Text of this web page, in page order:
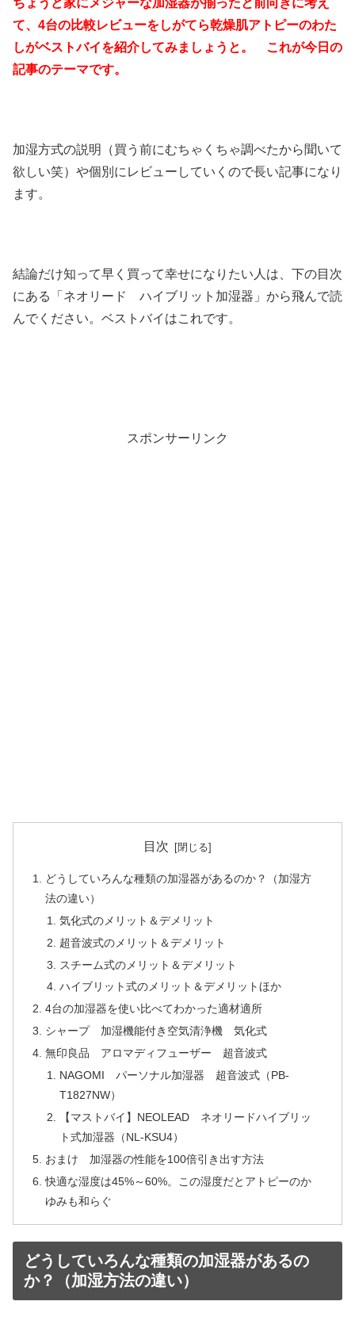
ちょうど家にメジャーな加湿器が揃ったと前向きに考え
て、4台の比較レビューをしがてら乾燥肌アトピーのわた
しがベストバイを紹介してみましょうと。 これが今日の
記事のテーマです。
加湿方式の説明（買う前にむちゃくちゃ調べたから聞いて
欲しい笑）や個別にレビューしていくので長い記事になり
ます。
結論だけ知って早く買って幸せになりたい人は、下の目次
にある「ネオリード ハイブリット加湿器」から飛んで読
んでください。ベストバイはこれです。
スポンサーリンク
目次
どうしていろんな種類の加湿器があるのか？（加湿方
法の違い）
気化式のメリット＆デメリット
超音波式のメリット＆デメリット
スチーム式のメリット＆デメリット
ハイブリット式のメリット＆デメリットほか
4台の加湿器を使い比べてわかった適材適所
シャープ 加湿機能付き空気清浄機 気化式
無印良品 アロマディフューザー 超音波式
NAGOMI パーソナル加湿器 超音波式（PB-
T1827NW）
【マストバイ】NEOLEAD ネオリードハイブリッ
ト式加湿器（NL-KSU4）
おまけ 加湿器の性能を100倍引き出す方法
快適な湿度は45%～60%。この湿度だとアトピーのか
ゆみも和らぐ
どうしていろんな種類の加湿器があるの
か？（加湿方法の違い）